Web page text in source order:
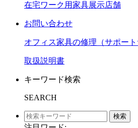
在宅ワーク用家具展示店舗
お問い合わせ
オフィス家具の修理（サポート
取扱説明書
キーワード検索
SEARCH
検索